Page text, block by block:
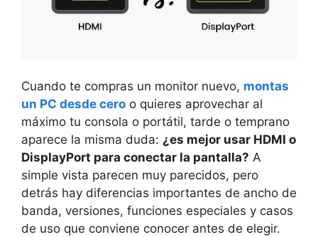
Cuando te compras un monitor nuevo, montas
un PC desde cero o quieres aprovechar al
máximo tu consola o portátil, tarde o temprano
aparece la misma duda: ¿es mejor usar HDMI o
DisplayPort para conectar la pantalla? A
simple vista parecen muy parecidos, pero
detrás hay diferencias importantes de ancho de
banda, versiones, funciones especiales y casos
de uso que conviene conocer antes de elegir.